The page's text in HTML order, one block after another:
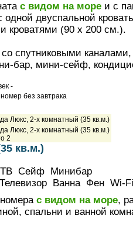
с видом на море и с
одной двуспальной
кроватями (90 х 200 см.).
спутниковыми
бар, мини-сейф,
-
без завтрака
кв.м.)
ТВ Сейф Минибар
Ванна Фен Wi-
с видом на море,
спальни и ванной